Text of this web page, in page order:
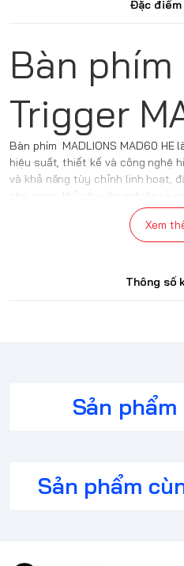
Đặc
Bàn phím
Trigger
Bàn phím MADLIONS MAD60
hiệu suất, thiết kế và công nghệ
và khả năng tùy chỉnh linh hoạt,
cho game thủ chuyên nghiệp và
Xem
Thông số
Sản
Sản phẩm